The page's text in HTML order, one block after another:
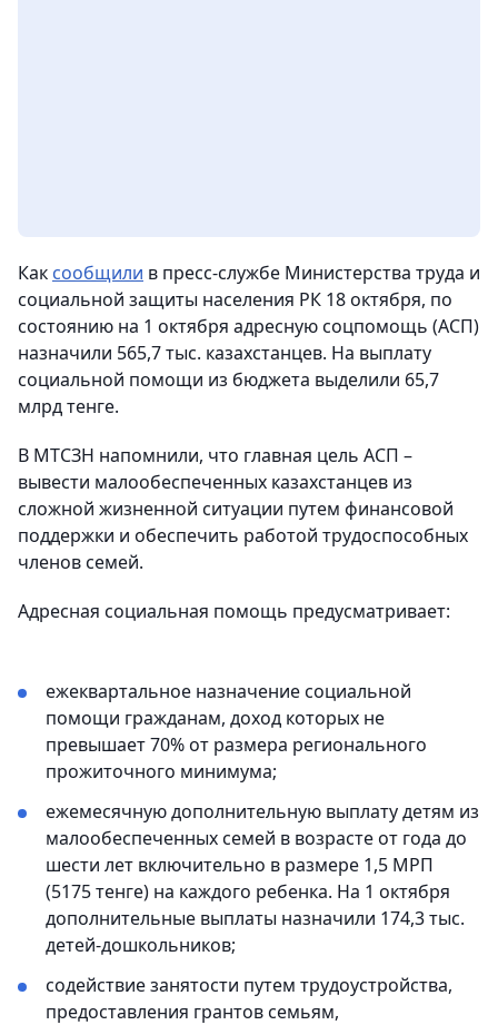
Как сообщили в пресс-службе Министерства труда и
социальной защиты населения РК 18 октября, по
состоянию на 1 октября адресную соцпомощь (АСП)
назначили 565,7 тыс. казахстанцев. На выплату
социальной помощи из бюджета выделили 65,7
млрд тенге.
В МТСЗН напомнили, что главная цель АСП –
вывести малообеспеченных казахстанцев из
сложной жизненной ситуации путем финансовой
поддержки и обеспечить работой трудоспособных
членов семей.
Адресная социальная помощь предусматривает:
ежеквартальное назначение социальной
помощи гражданам, доход которых не
превышает 70% от размера регионального
прожиточного минимума;
ежемесячную дополнительную выплату детям из
малообеспеченных семей в возрасте от года до
шести лет включительно в размере 1,5 МРП
(5175 тенге) на каждого ребенка. На 1 октября
дополнительные выплаты назначили 174,3 тыс.
детей-дошкольников;
содействие занятости путем трудоустройства,
предоставления грантов семьям,